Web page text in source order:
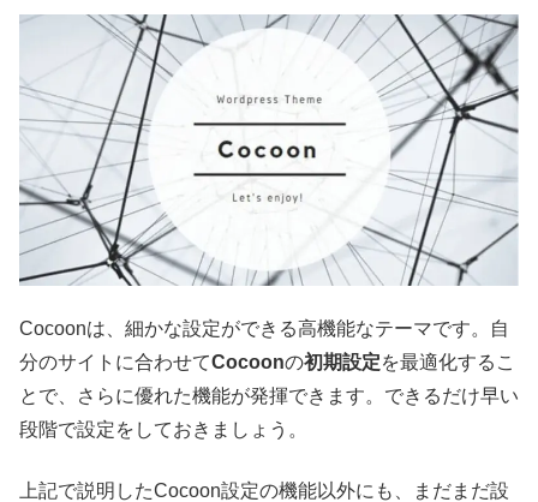
Cocoonは、細かな設定ができる高機能なテーマです。自
分のサイトに合わせてCocoonの初期設定を最適化するこ
とで、さらに優れた機能が発揮できます。できるだけ早い
段階で設定をしておきましょう。
上記で説明したCocoon設定の機能以外にも、まだまだ設